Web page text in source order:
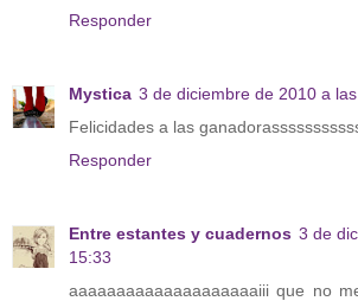
Responder
Mystica 3 de diciembre de 2010 a
Felicidades a las
Responder
Entre estantes y cuadernos 3 de
15:33
aaaaaaaaaaaaaaaaaaaaiii que no